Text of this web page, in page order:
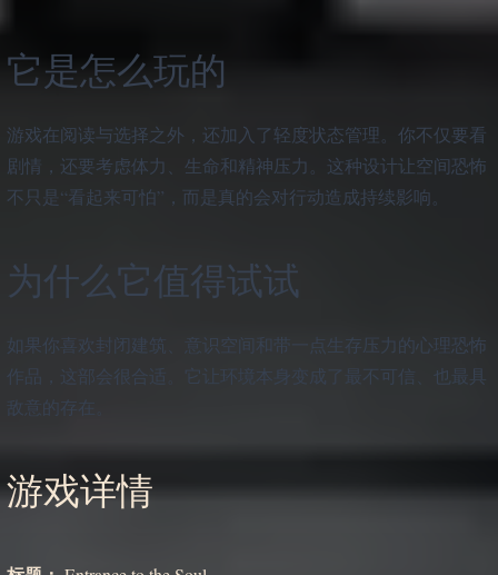
它是怎么玩的
游戏在阅读与选择之外，还加入了轻度状态管理。你不仅要看
剧情，还要考虑体力、生命和精神压力。这种设计让空间恐怖
不只是“看起来可怕”，而是真的会对行动造成持续影响。
为什么它值得试试
如果你喜欢封闭建筑、意识空间和带一点生存压力的心理恐怖
作品，这部会很合适。它让环境本身变成了最不可信、也最具
敌意的存在。
游戏详情